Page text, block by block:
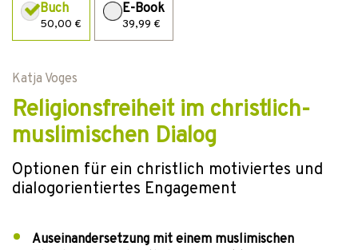
Buch
50,00 €
E-Book
39,99 €
Katja Voges
Religionsfreiheit im christlich-
muslimischen Dialog
Optionen für ein christlich motiviertes und
dialogorientiertes Engagement
Auseinandersetzung mit einem muslimischen